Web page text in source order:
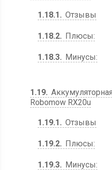
1.18.1 Отзывы
1.18.2 Плюсы:
1.18.3 Минусы:
1.19
Robomow RX20u
1.19.1 Отзывы
1.19.2 Плюсы:
1.19.3 Минусы: